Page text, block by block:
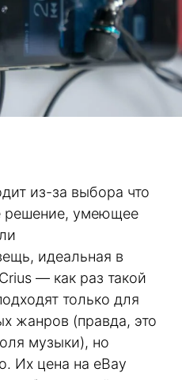
из-за выбора что
решение, умеющее
идеальная в
— как раз такой
только для
жанров (правда, это
музыки), но
Их цена на eBay